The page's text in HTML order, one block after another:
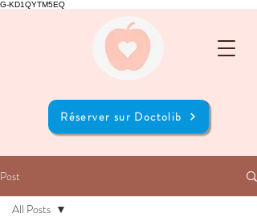
G-KD1QYTM5EQ
Réserver sur Doctolib
Post
All Posts